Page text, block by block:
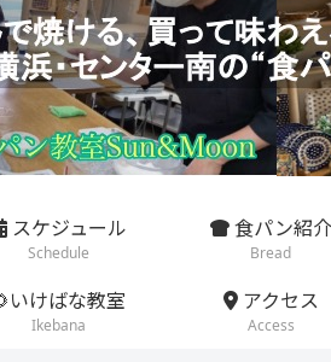
スケジュール
Schedule
食パン紹介
Bread
いけばな教室
Ikebana
アクセス
Access